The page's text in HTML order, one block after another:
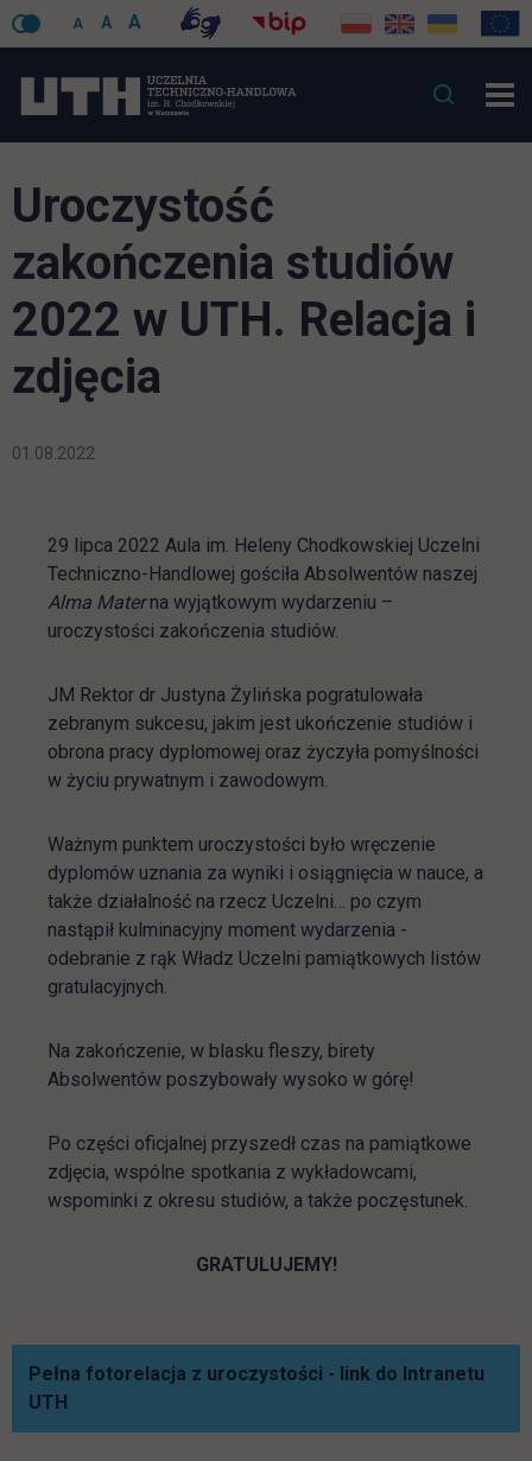
A A A
Uroczystość
zakończenia studiów
2022 w UTH. Relacja i
zdjęcia
01.08.2022
29 lipca 2022 Aula im. Heleny Chodkowskiej Uczelni
Techniczno-Handlowej gościła Absolwentów naszej
Alma Materna wyjątkowym wydarzeniu –
uroczystości zakończenia studiów.
JM Rektor dr Justyna Żylińska pogratulowała
zebranym sukcesu, jakim jest ukończenie studiów i
obrona pracy dyplomowej oraz życzyła pomyślności
w życiu prywatnym i zawodowym.
Ważnym punktem uroczystości było wręczenie
dyplomów uznania za wyniki i osiągnięcia w nauce, a
także działalność na rzecz Uczelni… po czym
nastąpił kulminacyjny moment wydarzenia -
odebranie z rąk Władz Uczelni pamiątkowych listów
gratulacyjnych.
Na zakończenie, w blasku fleszy, birety
Absolwentów poszybowały wysoko w górę!
Po części oficjalnej przyszedł czas na pamiątkowe
zdjęcia, wspólne spotkania z wykładowcami,
wspominki z okresu studiów, a także poczęstunek.
GRATULUJEMY!
Pełna fotorelacja z uroczystości - link do Intranetu
UTH